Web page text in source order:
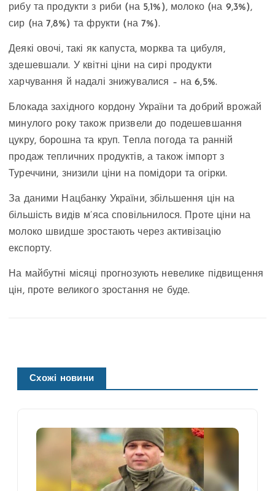
рибу та продукти з риби (на 5,1%), молоко (на 9,3%),
сир (на 7,8%) та фрукти (на 7%).
Деякі овочі, такі як капуста, морква та цибуля,
здешевшали. У квітні ціни на сирі продукти
харчування й надалі знижувалися – на 6,5%.
Блокада західного кордону України та добрий врожай
минулого року також призвели до подешевшання
цукру, борошна та круп. Тепла погода та ранній
продаж тепличних продуктів, а також імпорт з
Туреччини, знизили ціни на помідори та огірки.
За даними Нацбанку України, збільшення цін на
більшість видів м’яса сповільнилося. Проте ціни на
молоко швидше зростають через активізацію
експорту.
На майбутні місяці прогнозують невелике підвищення
цін, проте великого зростання не буде.
Схожі новини